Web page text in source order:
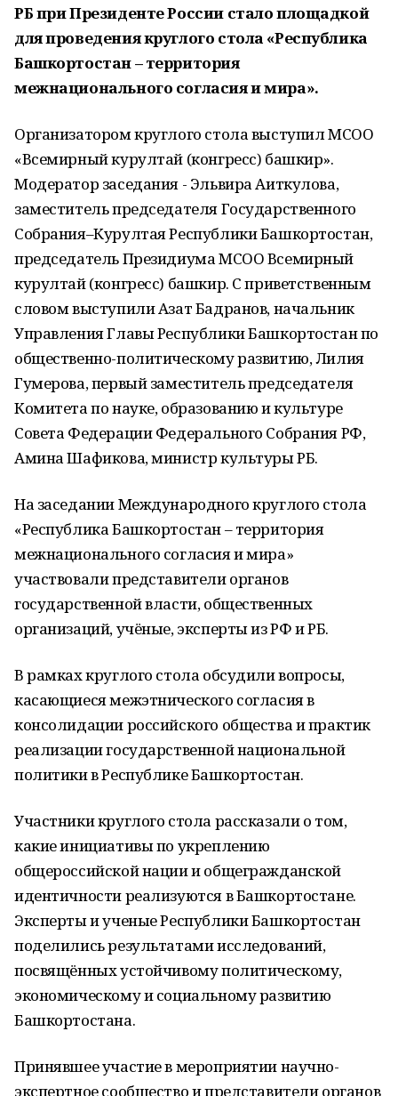
РБ при Президенте России стало площадкой
для проведения круглого стола «Республика
Башкортостан – территория
межнационального согласия и мира».
Организатором круглого стола выступил МСОО
«Всемирный курултай (конгресс) башкир».
Модератор заседания - Эльвира Аиткулова,
заместитель председателя Государственного
Собрания–Курултая Республики Башкортостан,
председатель Президиума МСОО Всемирный
курултай (конгресс) башкир. С приветственным
словом выступили Азат Бадранов, начальник
Управления Главы Республики Башкортостан по
общественно-политическому развитию, Лилия
Гумерова, первый заместитель председателя
Комитета по науке, образованию и культуре
Совета Федерации Федерального Собрания РФ,
Амина Шафикова, министр культуры РБ.
На заседании Международного круглого стола
«Республика Башкортостан – территория
межнационального согласия и мира»
участвовали представители органов
государственной власти, общественных
организаций, учёные, эксперты из РФ и РБ.
В рамках круглого стола обсудили вопросы,
касающиеся межэтнического согласия в
консолидации российского общества и практик
реализации государственной национальной
политики в Республике Башкортостан.
Участники круглого стола рассказали о том,
какие инициативы по укреплению
общероссийской нации и общегражданской
идентичности реализуются в Башкортостане.
Эксперты и ученые Республики Башкортостан
поделились результатами исследований,
посвящённых устойчивому политическому,
экономическому и социальному развитию
Башкортостана.
Принявшее участие в мероприятии научно-
экспертное сообщество и представители органов